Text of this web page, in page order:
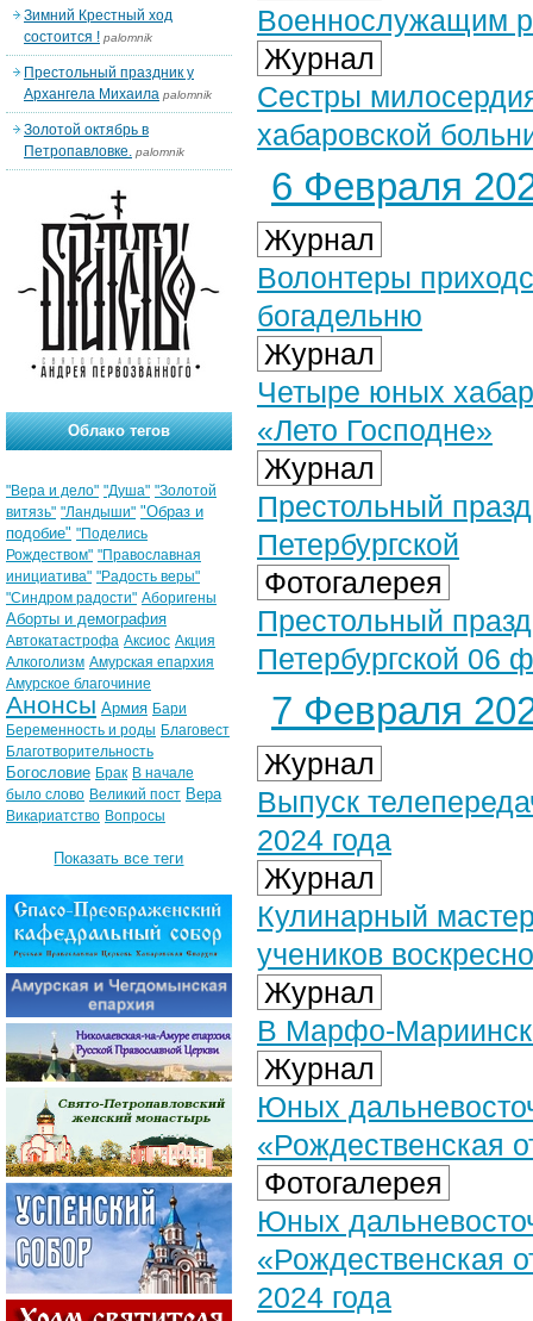
Военнослужащим
Журнал
Сестры
хабаровской
6 Февраля
Журнал
Волонтеры
богадельню
Журнал
Четыре юных
«Лето Господне»
Журнал
Престольный
Петербургской
Фотогалерея
Престольный
Петербургской 06
7 Февраля
Журнал
Выпуск
2024 года
Журнал
Кулинарный
учеников
Журнал
В Марфо-
Журнал
Юных
«Рождественская
Фотогалерея
Юных
«Рождественская
2024 года
Зимний Крестный ход
состоится ! palomnik
Престольный праздник у
Архангела Михаила palomnik
Золотой октябрь в
Петропавловке. palomnik
Облако тегов
"Вера и дело" "Душа" "Золотой
витязь" "Ландыши" "Образ и
подобие" "Поделись
Рождеством" "Православная
инициатива" "Радость веры"
"Синдром радости" Аборигены
Аборты и демография
Автокатастрофа Аксиос Акция
Алкоголизм Амурская епархия
Амурское благочиние
Анонсы Армия Бари
Беременность и роды Благовест
Благотворительность
Богословие Брак В начале
было слово Великий пост Вера
Викариатство Вопросы
Показать все теги